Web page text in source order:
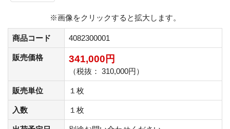
※画像をクリックすると拡大します。
商品コード 4082300001
販売価格 341,000円
（税抜： 310,000円）
販売単位 １枚
入数 １枚